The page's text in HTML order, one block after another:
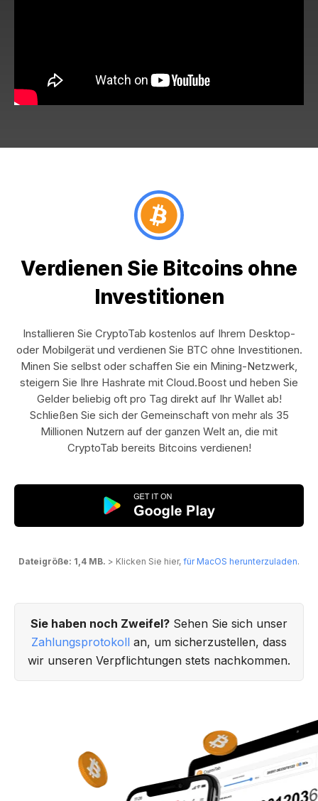
Verdienen Sie Bitcoins ohne
Investitionen
Installieren Sie CryptoTab kostenlos auf Ihrem Desktop-
oder Mobilgerät und verdienen Sie BTC ohne Investitionen.
Minen Sie selbst oder schaffen Sie ein Mining-Netzwerk,
steigern Sie Ihre Hashrate mit Cloud.Boost und heben Sie
Gelder beliebig oft pro Tag direkt auf Ihr Wallet ab!
Schließen Sie sich der Gemeinschaft von mehr als 35
Millionen Nutzern auf der ganzen Welt an, die mit
CryptoTab bereits Bitcoins verdienen!
Dateigröße: 1,4 MB. > Klicken Sie hier, für MacOS herunterzuladen.
Sie haben noch Zweifel? Sehen Sie sich unser
Zahlungsprotokoll an, um sicherzustellen, dass
wir unseren Verpflichtungen stets nachkommen.